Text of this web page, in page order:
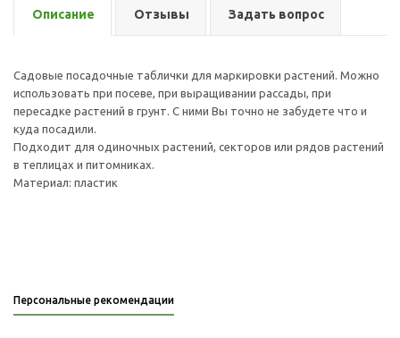
Описание Отзывы Задать вопрос
Садовые посадочные таблички для маркировки растений. Можно
использовать при посеве, при выращивании рассады, при
пересадке растений в грунт. С ними Вы точно не забудете что и
куда посадили.
Подходит для одиночных растений, секторов или рядов растений
в теплицах и питомниках.
Материал: пластик
Персональные рекомендации